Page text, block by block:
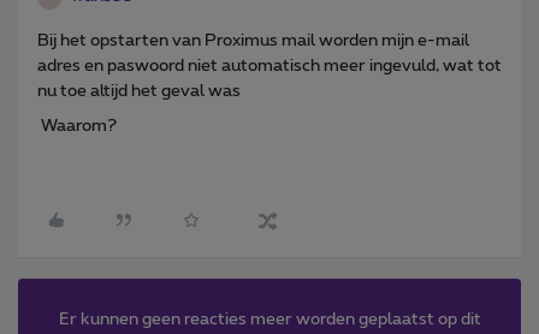
Bij het opstarten van Proximus mail worden mijn e-mail
adres en paswoord niet automatisch meer ingevuld, wat tot
nu toe altijd het geval was
Waarom?
Er kunnen geen reacties meer worden geplaatst op dit